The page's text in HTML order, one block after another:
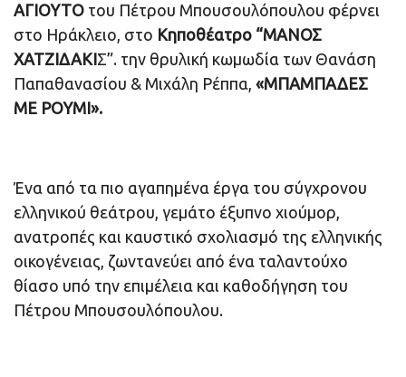
ΑΓΙΟΥΤΟ του Πέτρου Μπουσουλόπουλου φέρνει
στο Ηράκλειο, στο Κηποθέατρο “ΜΑΝΟΣ
ΧΑΤΖΙΔΑΚΙΣ”. την θρυλική κωμωδία των Θανάση
Παπαθανασίου & Μιχάλη Ρέππα, «ΜΠΑΜΠΑΔΕΣ
ΜΕ ΡΟΥΜΙ».
Ένα από τα πιο αγαπημένα έργα του σύγχρονου
ελληνικού θεάτρου, γεμάτο έξυπνο χιούμορ,
ανατροπές και καυστικό σχολιασμό της ελληνικής
οικογένειας, ζωντανεύει από ένα ταλαντούχο
θίασο υπό την επιμέλεια και καθοδήγηση του
Πέτρου Μπουσουλόπουλου.